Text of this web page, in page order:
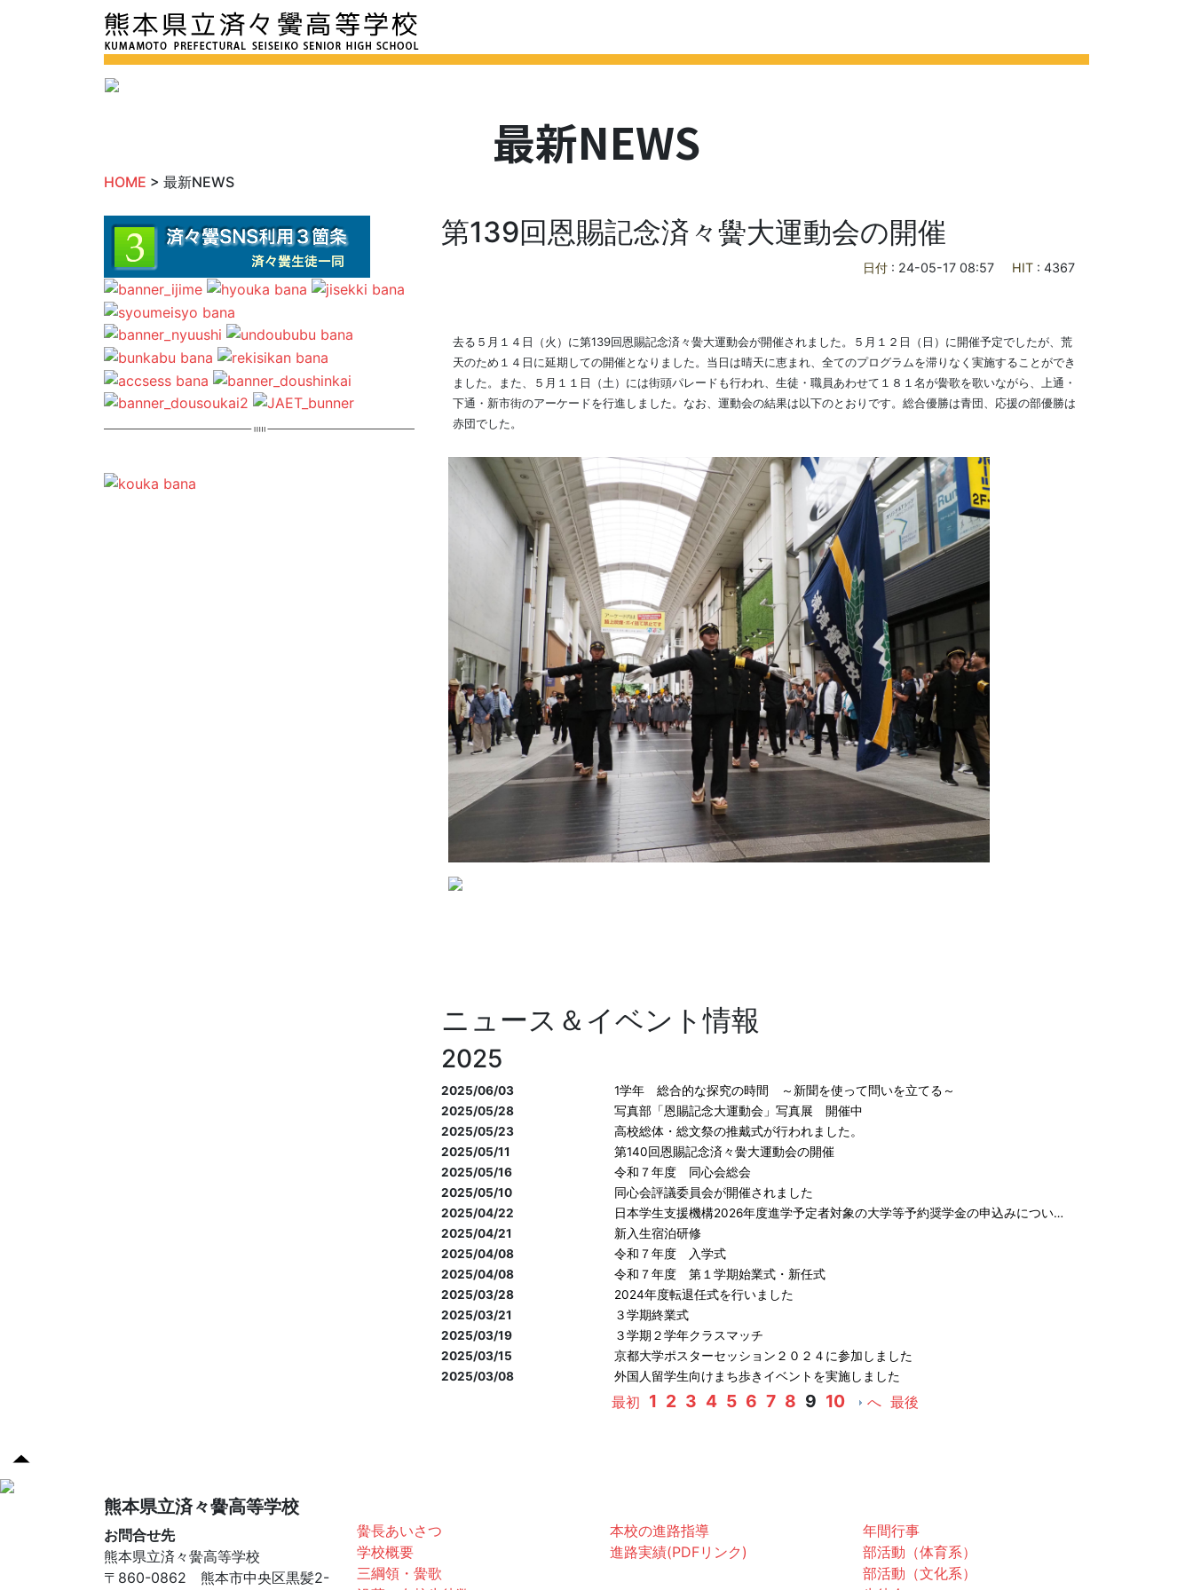
最新NEWS
HOME > 最新NEWS
第139回恩賜記念済々黌大運動会の開催
日付 : 24-05-17 08:57 HIT : 4367
去る５月１４日（火）に第139回恩賜記念済々黌大運動会が開催されました。５月１２日（日）に開催予定でしたが、荒
天のため１４日に延期しての開催となりました。当日は晴天に恵まれ、全てのプログラムを滞りなく実施することができ
ました。また、５月１１日（土）には街頭パレードも行われ、生徒・職員あわせて１８１名が黌歌を歌いながら、上通・
下通・新市街のアーケードを行進しました。なお、運動会の結果は以下のとおりです。 総合優勝は青団、応援の部優勝は
赤団でした。
ニュース＆イベント情報
2025
2025/06/03
1学年 総合的な探究の時間 ～新聞を使って問いを立てる～
2025/05/28
写真部「恩賜記念大運動会」写真展 開催中
2025/05/23
高校総体・総文祭の推戴式が行われました。
2025/05/11
第140回恩賜記念済々黌大運動会の開催
2025/05/16
令和７年度 同心会総会
2025/05/10
同心会評議委員会が開催されました
2025/04/22
日本学生支援機構2026年度進学予定者対象の大学等予約奨学金の申込みについ…
2025/04/21
新入生宿泊研修
2025/04/08
令和７年度 入学式
2025/04/08
令和７年度 第１学期始業式・新任式
2025/03/28
2024年度転退任式を行いました
2025/03/21
３学期終業式
2025/03/19
３学期２学年クラスマッチ
2025/03/15
京都大学ポスターセッション２０２４に参加しました
2025/03/08
外国人留学生向けまち歩きイベントを実施しました
最初 1 2 3 4 5 6 7 8 9 10 へ 最後
熊本県立済々黌高等学校
お問合せ先
熊本県立済々黌高等学校
〒860-0862 熊本市中央区黒髪2-
黌長あいさつ
学校概要
三綱領・黌歌
本校の進路指導
進路実績(PDFリンク)
年間行事
部活動（体育系）
部活動（文化系）